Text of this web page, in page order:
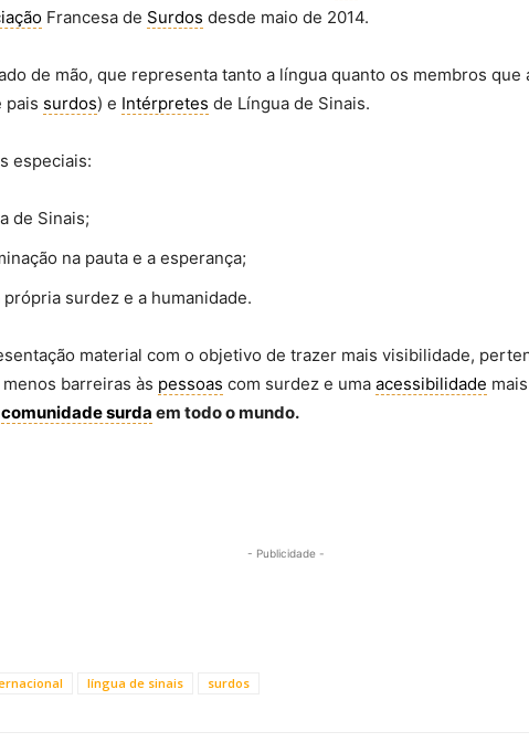
Francesa de Surdos desde maio de 2014.
de mão, que representa tanto a língua quanto os membros que
pais surdos) e Intérpretes de Língua de Sinais.
especiais:
de Sinais;
na pauta e a esperança;
surdez e a humanidade.
material com o objetivo de trazer mais visibilidade,
barreiras às pessoas com surdez e uma acessibilidade
comunidade surda em todo o mundo.
- Publicidade -
língua de sinais surdos